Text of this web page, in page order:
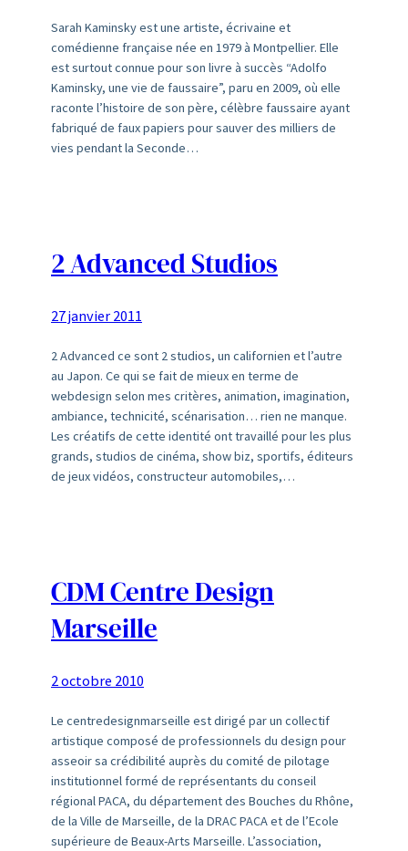
Sarah Kaminsky est une artiste, écrivaine et
comédienne française née en 1979 à Montpellier. Elle
est surtout connue pour son livre à succès “Adolfo
Kaminsky, une vie de faussaire”, paru en 2009, où elle
raconte l’histoire de son père, célèbre faussaire ayant
fabriqué de faux papiers pour sauver des milliers de
vies pendant la Seconde…
2 Advanced Studios
27 janvier 2011
2 Advanced ce sont 2 studios, un californien et l’autre
au Japon. Ce qui se fait de mieux en terme de
webdesign selon mes critères, animation, imagination,
ambiance, technicité, scénarisation… rien ne manque.
Les créatifs de cette identité ont travaillé pour les plus
grands, studios de cinéma, show biz, sportifs, éditeurs
de jeux vidéos, constructeur automobiles,…
CDM Centre Design
Marseille
2 octobre 2010
Le centredesignmarseille est dirigé par un collectif
artistique composé de professionnels du design pour
asseoir sa crédibilité auprès du comité de pilotage
institutionnel formé de représentants du conseil
régional PACA, du département des Bouches du Rhône,
de la Ville de Marseille, de la DRAC PACA et de l’Ecole
supérieure de Beaux-Arts Marseille. L’association,